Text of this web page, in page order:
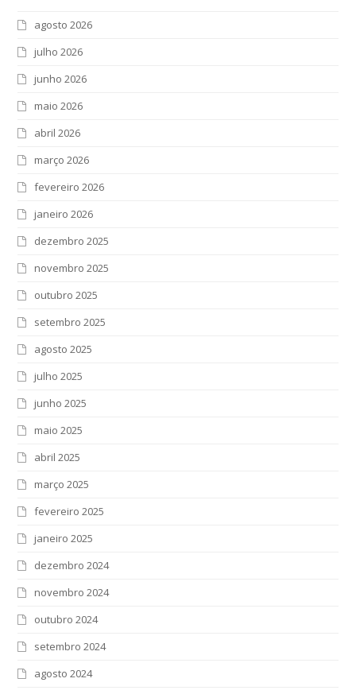
agosto 2026
julho 2026
junho 2026
maio 2026
abril 2026
março 2026
fevereiro 2026
janeiro 2026
dezembro 2025
novembro 2025
outubro 2025
setembro 2025
agosto 2025
julho 2025
junho 2025
maio 2025
abril 2025
março 2025
fevereiro 2025
janeiro 2025
dezembro 2024
novembro 2024
outubro 2024
setembro 2024
agosto 2024